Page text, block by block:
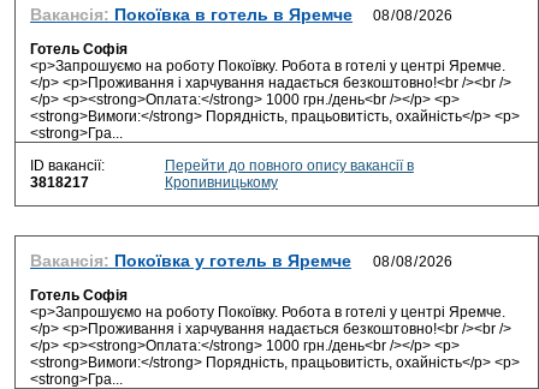
Вакансія: Покоївка в готель в Яремче
Готель Софія
<p>Запрошуємо на роботу Покоївку. Робота в готелі у центрі Яремче.
</p> <p>Проживання і харчування надається безкоштовно!<br /><br />
</p> <p><strong>Оплата:</strong> 1000 грн./день<br /></p> <p>
<strong>Вимоги:</strong> Порядність, працьовитість, охайність</p> <p>
<strong>Гра...
ID вакансії:
3818217
Перейти до повного опису вакансії в
Кропивницькому
Вакансія: Покоївка у готель в Яремче
Готель Софія
<p>Запрошуємо на роботу Покоївку. Робота в готелі у центрі Яремче.
</p> <p>Проживання і харчування надається безкоштовно!<br /><br />
</p> <p><strong>Оплата:</strong> 1000 грн./день<br /></p> <p>
<strong>Вимоги:</strong> Порядність, працьовитість, охайність</p> <p>
<strong>Гра...